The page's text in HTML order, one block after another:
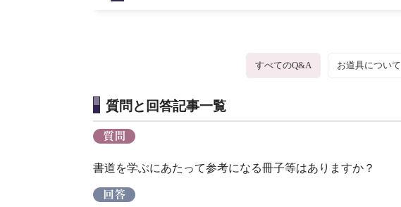
すべてのQ&A お道具について
質問と回答記事一覧
書道を学ぶにあたって参考になる冊子等はありますか？